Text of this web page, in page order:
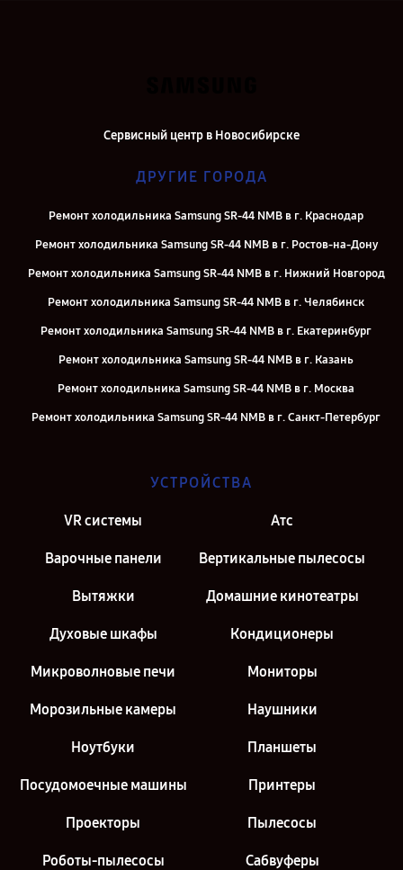
Сервисный центр в Новосибирске
ДРУГИЕ ГОРОДА
Ремонт холодильника Samsung SR-44 NMB в г. Краснодар
Ремонт холодильника Samsung SR-44 NMB в г. Ростов-на-Дону
Ремонт холодильника Samsung SR-44 NMB в г. Нижний Новгород
Ремонт холодильника Samsung SR-44 NMB в г. Челябинск
Ремонт холодильника Samsung SR-44 NMB в г. Екатеринбург
Ремонт холодильника Samsung SR-44 NMB в г. Казань
Ремонт холодильника Samsung SR-44 NMB в г. Москва
Ремонт холодильника Samsung SR-44 NMB в г. Санкт-Петербург
УСТРОЙСТВА
VR системы Атс
Варочные панели Вертикальные пылесосы
Вытяжки Домашние кинотеатры
Духовые шкафы Кондиционеры
Микроволновые печи Мониторы
Морозильные камеры Наушники
Ноутбуки Планшеты
Посудомоечные машины Принтеры
Проекторы Пылесосы
Роботы-пылесосы Сабвуферы